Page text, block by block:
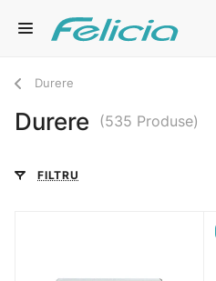
Durere
Durere (535 Produse)
FILTRU